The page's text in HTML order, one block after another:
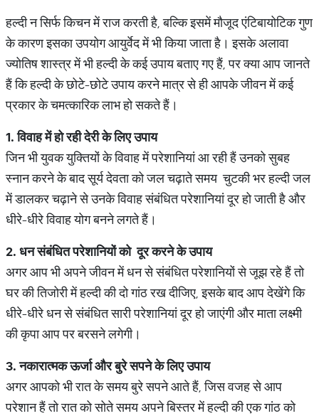
हल्दी न सिर्फ किचन में राज करती है, बल्कि इसमें मौजूद एंटिबायोटिक गुण
के कारण इसका उपयोग आयुर्वेद में भी किया जाता है। इसके अलावा
ज्योतिष शास्त्र में भी हल्दी के कई उपाय बताए गए हैं, पर क्या आप जानते
हैं कि हल्दी के छोटे-छोटे उपाय करने मात्र से ही आपके जीवन में कई
प्रकार के चमत्कारिक लाभ हो सकते हैं।
1.विवाहमेंहोरहीदेरीकेलिएउपाय
जिन भी युवक युक्तियों के विवाह में परेशानियां आ रही हैं उनको सुबह
स्नान करने के बाद सूर्य देवता को जल चढ़ाते समय चुटकी भर हल्दी जल
में डालकर चढ़ाने से उनके विवाह संबंधित परेशानियां दूर हो जाती है और
धीरे-धीरे विवाह योग बनने लगते हैं।
2. धनसंबंधितपरेशानियोंको दूरकरनेकेउपाय
अगर आप भी अपने जीवन में धन से संबंधित परेशानियों से जूझ रहे हैं तो
घर की तिजोरी में हल्दी की दो गांठ रख दीजिए, इसके बाद आप देखेंगे कि
धीरे-धीरे धन से संबंधित सारी परेशानियां दूर हो जाएंगी और माता लक्ष्मी
की कृपा आप पर बरसने लगेगी।
3.नकारात्मकऊर्जाऔरबुरेसपनेकेलिएउपाय
अगर आपको भी रात के समय बुरे सपने आते हैं, जिस वजह से आप
परेशान हैं तो रात को सोते समय अपने बिस्तर में हल्दी की एक गांठ को